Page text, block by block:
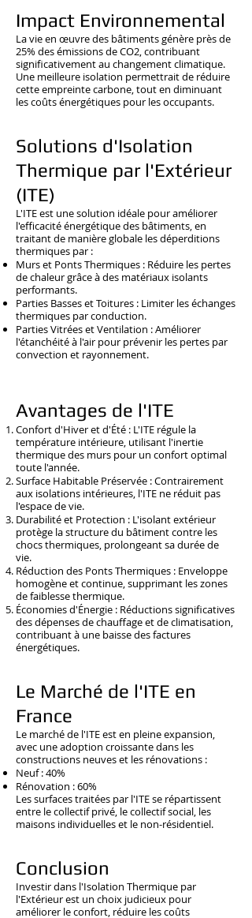
Impact Environnemental
La vie en œuvre des bâtiments génère près de
25% des émissions de CO2, contribuant
significativement au changement climatique.
Une meilleure isolation permettrait de réduire
cette empreinte carbone, tout en diminuant
les coûts énergétiques pour les occupants.
Solutions d'Isolation
Thermique par l'Extérieur
(ITE)
L'ITE est une solution idéale pour améliorer
l'efficacité énergétique des bâtiments, en
traitant de manière globale les déperditions
thermiques par :
Murs et Ponts Thermiques : Réduire les pertes
de chaleur grâce à des matériaux isolants
performants.
Parties Basses et Toitures : Limiter les échanges
thermiques par conduction.
Parties Vitrées et Ventilation : Améliorer
l'étanchéité à l'air pour prévenir les pertes par
convection et rayonnement.
Avantages de l'ITE
Confort d'Hiver et d'Été : L'ITE régule la
température intérieure, utilisant l'inertie
thermique des murs pour un confort optimal
toute l'année.
Surface Habitable Préservée : Contrairement
aux isolations intérieures, l'ITE ne réduit pas
l'espace de vie.
Durabilité et Protection : L'isolant extérieur
protège la structure du bâtiment contre les
chocs thermiques, prolongeant sa durée de
vie.
Réduction des Ponts Thermiques : Enveloppe
homogène et continue, supprimant les zones
de faiblesse thermique.
Économies d'Énergie : Réductions significatives
des dépenses de chauffage et de climatisation,
contribuant à une baisse des factures
énergétiques.
Le Marché de l'ITE en
France
Le marché de l'ITE est en pleine expansion,
avec une adoption croissante dans les
constructions neuves et les rénovations :
Neuf : 40%
Rénovation : 60%
Les surfaces traitées par l'ITE se répartissent
entre le collectif privé, le collectif social, les
maisons individuelles et le non-résidentiel.
Conclusion
Investir dans l'Isolation Thermique par
l'Extérieur est un choix judicieux pour
améliorer le confort, réduire les coûts